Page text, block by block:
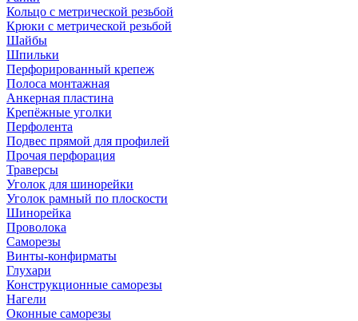
Кольцо с метрической резьбой
Крюки с метрической резьбой
Шайбы
Шпильки
Перфорированный крепеж
Полоса монтажная
Анкерная пластина
Крепёжные уголки
Перфолента
Подвес прямой для профилей
Прочая перфорация
Траверсы
Уголок для шинорейки
Уголок рамный по плоскости
Шинорейка
Проволока
Саморезы
Винты-конфирматы
Глухари
Конструкционные саморезы
Нагели
Оконные саморезы